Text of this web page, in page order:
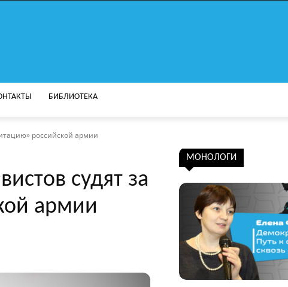
БИБЛИОТЕКА
российской армии
судят за
армии
МОНОЛОГИ